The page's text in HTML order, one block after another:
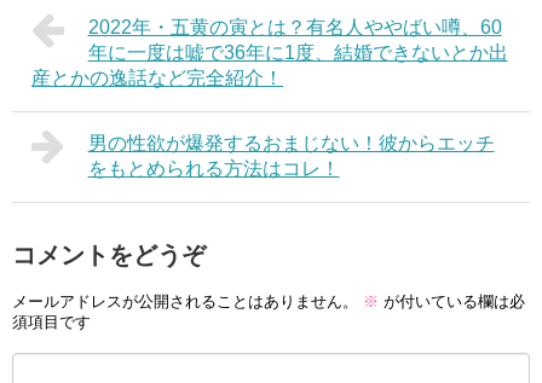
2022年・五黄の寅とは？有名人ややばい噂、60
年に一度は嘘で36年に1度、結婚できないとか出
産とかの逸話など完全紹介！
男の性欲が爆発するおまじない！彼からエッチ
をもとめられる方法はコレ！
コメントをどうぞ
メールアドレスが公開されることはありません。 ※ が付いている欄は必
須項目です